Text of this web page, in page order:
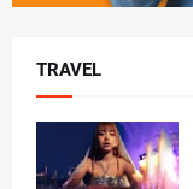
TRAVEL